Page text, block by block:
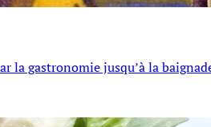
la gastronomie jusqu’à la